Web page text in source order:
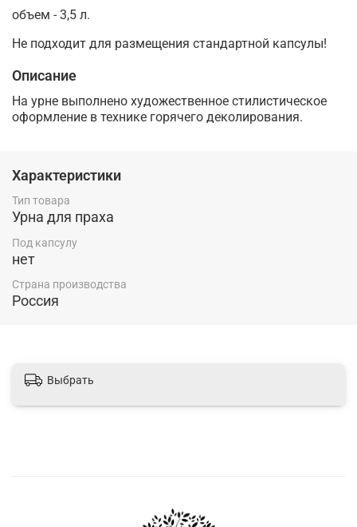
объем - 3,5 л.
Не подходит для размещения стандартной капсулы!
Описание
На урне выполнено художественное стилистическое
оформление в технике горячего деколирования.
Характеристики
Тип товара
Урна для праха
Под капсулу
нет
Страна производства
Россия
Выбрать